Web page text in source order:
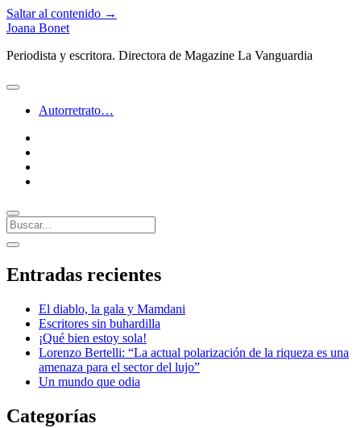
Saltar al contenido →
Joana Bonet
Periodista y escritora. Directora de Magazine La Vanguardia
abrir
Autorretrato…
Buscar
Barra
lateral
abrir
lateral
Entradas recientes
El diablo, la gala y Mamdani
Escritores sin buhardilla
¡Qué bien estoy sola!
Lorenzo Bertelli: “La actual polarización de la riqueza es una
amenaza para el sector del lujo”
Un mundo que odia
Categorías